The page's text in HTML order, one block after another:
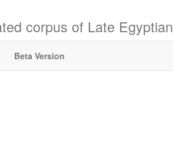
corpus of Late Egyptian
Beta Version